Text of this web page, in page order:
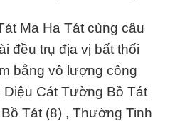
Ma Ha Tát cùng câu
đều trụ địa vị bất thối
bằng vô lượng công
Cát Tường Bồ Tát
Tát (8) , Thường Tinh